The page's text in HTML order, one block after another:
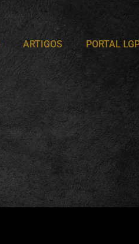
ARTIGOS PORTAL